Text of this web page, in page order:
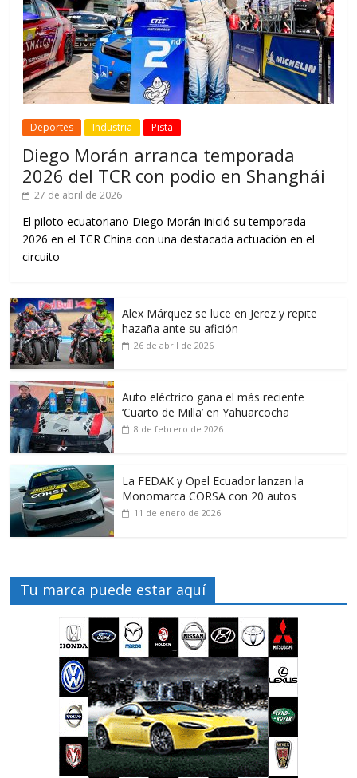
Deportes Industria Pista
Diego Morán arranca temporada
2026 del TCR con podio en Shanghái
27 de abril de 2026
El piloto ecuatoriano Diego Morán inició su temporada
2026 en el TCR China con una destacada actuación en el
circuito
Alex Márquez se luce en Jerez y repite
hazaña ante su afición
26 de abril de 2026
Auto eléctrico gana el más reciente
‘Cuarto de Milla’ en Yahuarcocha
8 de febrero de 2026
La FEDAK y Opel Ecuador lanzan la
Monomarca CORSA con 20 autos
11 de enero de 2026
Tu marca puede estar aquí